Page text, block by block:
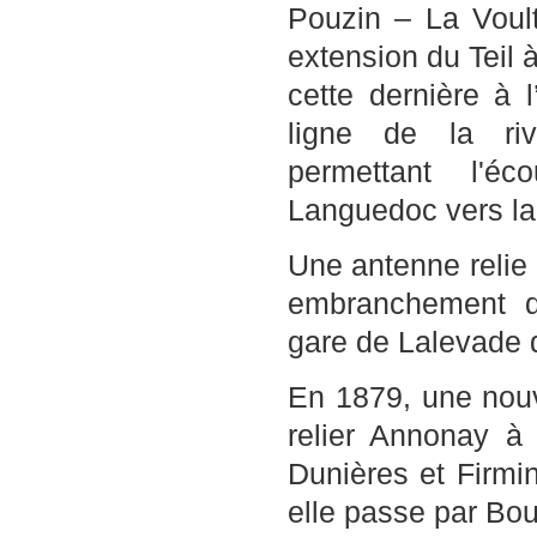
Pouzin – La
extension du Teil
cette dernière à
ligne de la
permettant
Languedoc vers
Une antenne
embranchement
gare de Lalevade
En 1879, une
relier Annonay
Dunières et
elle passe par